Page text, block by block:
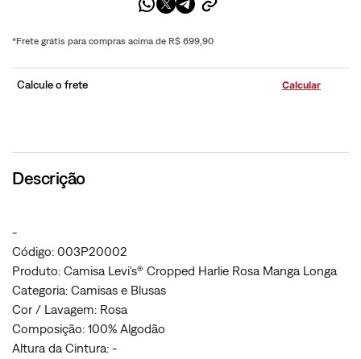
*Frete grátis para compras acima de R$ 699,90
Calcule o frete
Descrição
-
Código: 003P20002
Produto: Camisa Levi's® Cropped Harlie Rosa Manga Longa
Categoria: Camisas e Blusas
Cor / Lavagem: Rosa
Composição: 100% Algodão
Altura da Cintura: -